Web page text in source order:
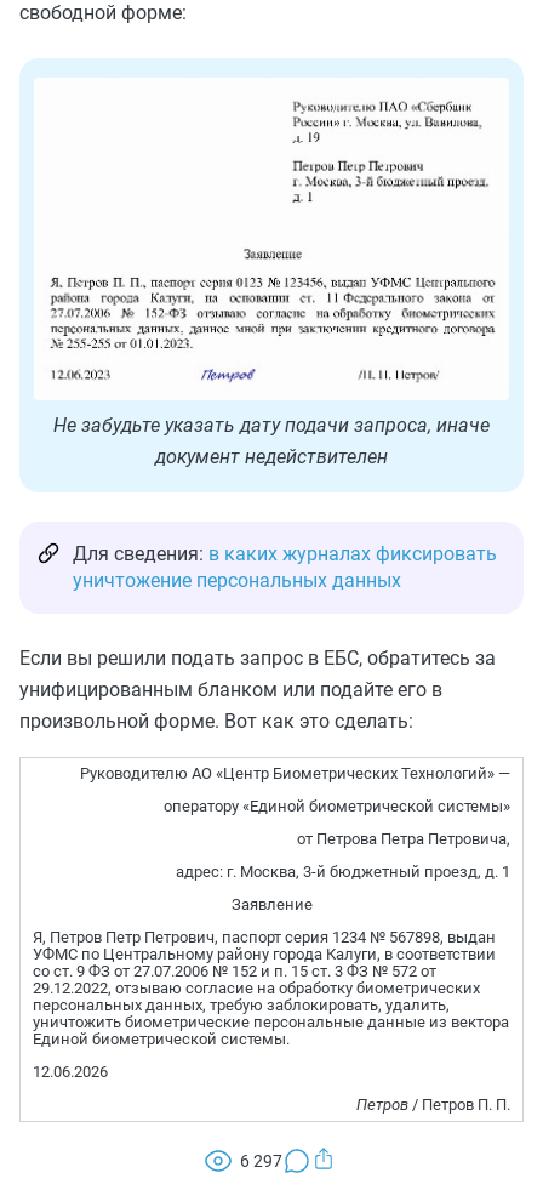
свободной форме:
Не забудьте указать дату подачи запроса, иначе
документ недействителен
Для сведения: в каких журналах фиксировать
уничтожение персональных данных
Если вы решили подать запрос в ЕБС, обратитесь за
унифицированным бланком или подайте его в
произвольной форме. Вот как это сделать:
Руководителю АО «Центр Биометрических Технологий» —
оператору «Единой биометрической системы»
от Петрова Петра Петровича,
адрес: г. Москва, 3-й бюджетный проезд, д. 1
Заявление
Я, Петров Петр Петрович, паспорт серия 1234 № 567898, выдан
УФМС по Центральному району города Калуги, в соответствии
со ст. 9 ФЗ от 27.07.2006 № 152 и п. 15 ст. 3 ФЗ № 572 от
29.12.2022, отзываю согласие на обработку биометрических
персональных данных, требую заблокировать, удалить,
уничтожить биометрические персональные данные из вектора
Единой биометрической системы.
12.06.2026
Петров / Петров П. П.
6 297